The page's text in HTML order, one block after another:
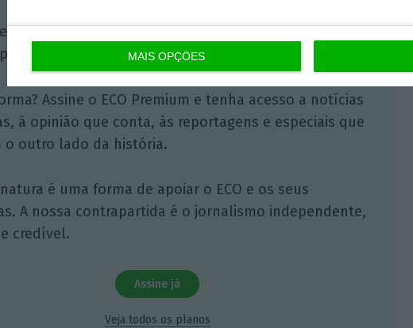
MAIS OPÇÕES
em que a informação é mais importante do que
o jornalismo independente e rigoroso.
Assine o ECO Premium e tenha acesso a notícias
à opinião que conta, às reportagens e especiais que
o outro lado da história.
é uma forma de apoiar o ECO e os seus
A nossa contrapartida é o jornalismo independente,
credível.
Assine já
Veja todos os planos